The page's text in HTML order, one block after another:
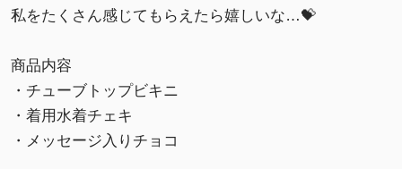
私をたくさん感じてもらえたら嬉しいな…💝
商品内容
・チューブトップビキニ
・着用水着チェキ
・メッセージ入りチョコ